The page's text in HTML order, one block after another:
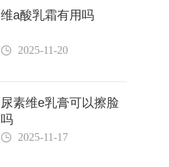
维a酸乳霜有用吗
2025-11-20
尿素维e乳膏可以擦脸
吗
2025-11-17